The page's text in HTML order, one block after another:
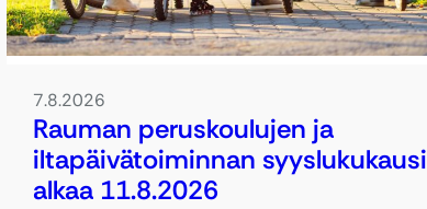
7.8.2026
Rauman peruskoulujen ja
iltapäivätoiminnan syyslukukausi
alkaa 11.8.2026